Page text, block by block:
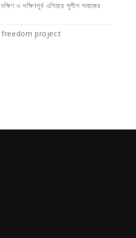
ও দক্ষিণপূর্ব এশিয়ার সুশীল সমাজের
project